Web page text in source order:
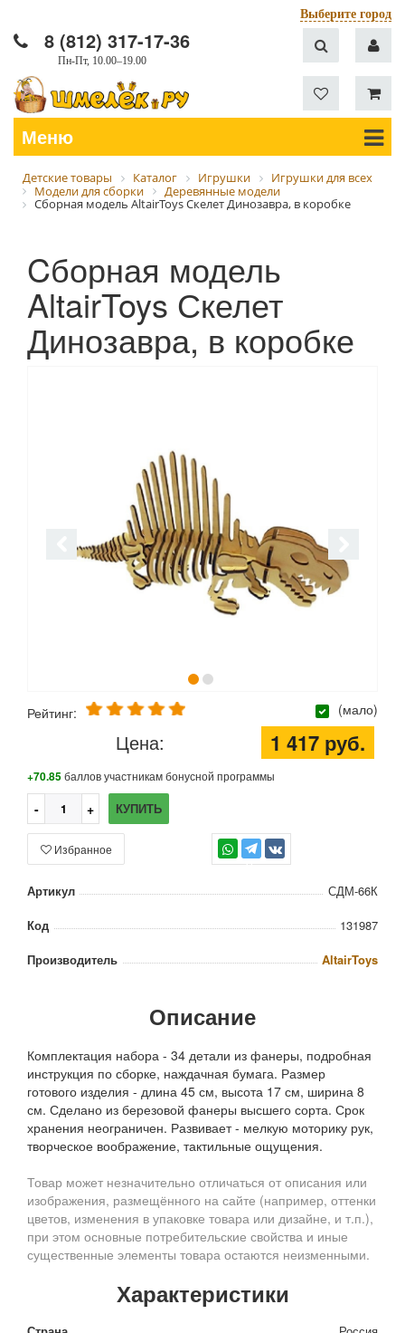
Выберите город
8 (812) 317-17-36
Пн-Пт, 10.00–19.00
Меню
Детские товары Каталог Игрушки
Игрушки для всех
Модели для сборки
Деревянные модели
Cборная модель AltairToys Скелет Динозавра, в коробке
Cборная модель
AltairToys Скелет
Динозавра, в коробке
Рейтинг: (мало)
Цена: 1 417 руб.
+70.85баллов участникам бонусной программы
КУПИТЬ
TG
Избранное
Артикул
СДМ-66К
Код
131987
Производитель
AltairToys
Описание
Комплектация набора - 34 детали из фанеры, подробная
инструкция по сборке, наждачная бумага. Размер
готового изделия - длина 45 см, высота 17 см, ширина 8
см. Сделано из березовой фанеры высшего сорта. Срок
хранения неограничен. Развивает - мелкую моторику рук,
творческое воображение, тактильные ощущения.
Товар может незначительно отличаться от описания или
изображения, размещённого на сайте (например, оттенки
цветов, изменения в упаковке товара или дизайне, и т.п.),
при этом основные потребительские свойства и иные
существенные элементы товара остаются неизменными.
Характеристики